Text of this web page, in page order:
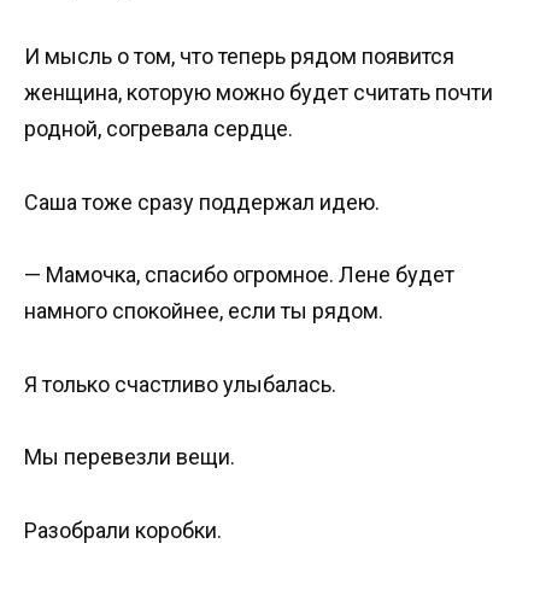
И мысль о том, что теперь рядом появится
женщина, которую можно будет считать почти
родной, согревала сердце.
Саша тоже сразу поддержал идею.
— Мамочка, спасибо огромное. Лене будет
намного спокойнее, если ты рядом.
Я только счастливо улыбалась.
Мы перевезли вещи.
Разобрали коробки.